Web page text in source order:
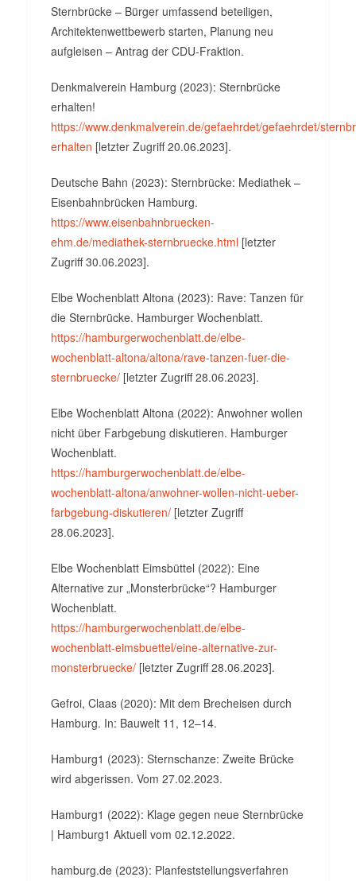
Sternbrücke – Bürger umfassend beteiligen,
Architektenwettbewerb starten, Planung neu
aufgleisen – Antrag der CDU-Fraktion.
Denkmalverein Hamburg (2023): Sternbrücke
erhalten!
https://www.denkmalverein.de/gefaehrdet/gefaehrdet/
erhalten [letzter Zugriff 20.06.2023].
Deutsche Bahn (2023): Sternbrücke: Mediathek –
Eisenbahnbrücken Hamburg.
https://www.eisenbahnbruecken-
ehm.de/mediathek-sternbruecke.html[letzter
Zugriff 30.06.2023].
Elbe Wochenblatt Altona (2023): Rave: Tanzen für
die Sternbrücke. Hamburger Wochenblatt.
https://hamburgerwochenblatt.de/elbe-
wochenblatt-altona/altona/rave-tanzen-fuer-die-
sternbruecke/[letzter Zugriff 28.06.2023].
Elbe Wochenblatt Altona (2022): Anwohner wollen
nicht über Farbgebung diskutieren. Hamburger
Wochenblatt.
https://hamburgerwochenblatt.de/elbe-
wochenblatt-altona/anwohner-wollen-nicht-ueber-
farbgebung-diskutieren/[letzter Zugriff
28.06.2023].
Elbe Wochenblatt Eimsbüttel (2022): Eine
Alternative zur „Monsterbrücke“? Hamburger
Wochenblatt.
https://hamburgerwochenblatt.de/elbe-
wochenblatt-eimsbuettel/eine-alternative-zur-
monsterbruecke/[letzter Zugriff 28.06.2023].
Gefroi, Claas (2020): Mit dem Brecheisen durch
Hamburg. In: Bauwelt 11, 12–14.
Hamburg1 (2023): Sternschanze: Zweite Brücke
wird abgerissen. Vom 27.02.2023.
Hamburg1 (2022): Klage gegen neue Sternbrücke
| Hamburg1 Aktuell vom 02.12.2022.
hamburg.de (2023): Planfeststellungsverfahren